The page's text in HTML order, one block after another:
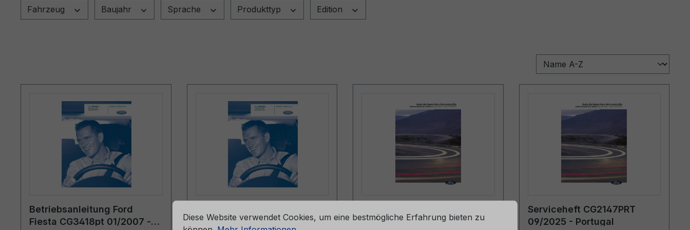
Fahrzeug Baujahr Sprache Produkttyp Edition
Betriebsanleitung Ford
Fiesta CG3418pt 01/2007 -
Fiesta CG3418pt 06/2007 -
06/2024 - Portugal
Serviceheft CG2147PRT
09/2025 - Portugal
Cookie-Voreinstellungen
Mehr Informationen ...
Diese Website verwendet Cookies, um eine bestmögliche Erfahrung bieten zu